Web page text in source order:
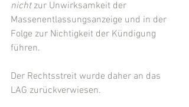
nicht zur Unwirksamkeit der
Massenentlassungsanzeige und in der
Folge zur Nichtigkeit der Kündigung
führen.
Der Rechtsstreit wurde daher an das
LAG zurückverwiesen.